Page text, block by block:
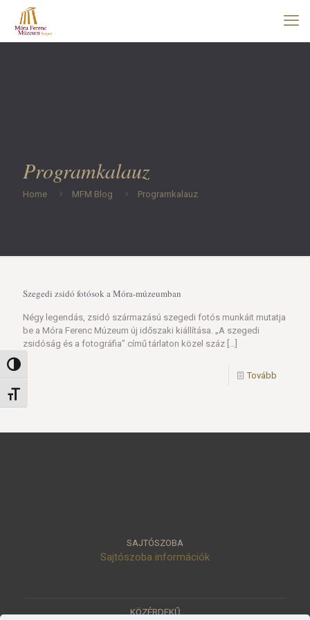
Nagy kontraszt váltása
Betűméret váltása
Programkalauz
Home MFM Blog Programkalauz
Szegedi zsidó fotósok a Móra-múzeumban
Négy legendás, zsidó származású szegedi fotós munkáit mutatja
be a Móra Ferenc Múzeum új időszaki kiállítása. „A szegedi
zsidóság és a fotográfia” című tárlaton közel száz […]
Tovább
SAJTÓSZOBA
Sajtószoba információk
KÖZÉRDEKŰ